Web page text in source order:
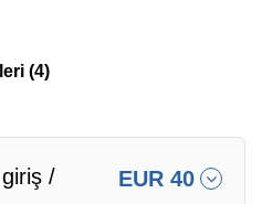
(4)
/
EUR 40